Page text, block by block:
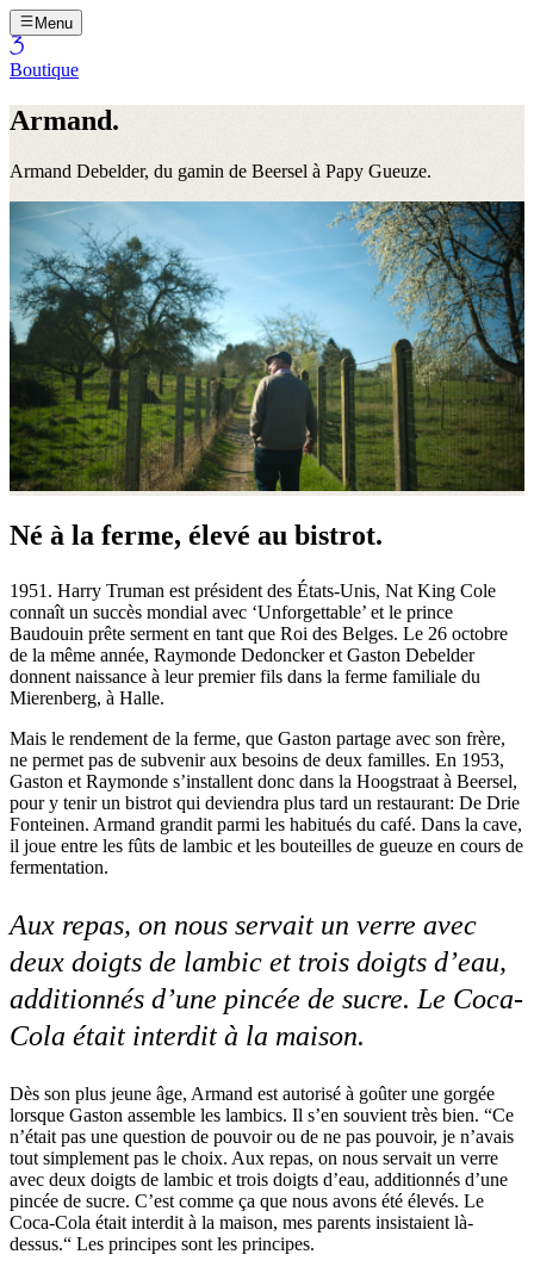
Menu
Boutique
Armand.
Armand Debelder, du gamin de Beersel à Papy Gueuze.
Né à la ferme, élevé au bistrot.
1951. Harry Truman est président des États-Unis, Nat King Cole
connaît un succès mondial avec ‘Unforgettable’ et le prince
Baudouin prête serment en tant que Roi des Belges. Le 26 octobre
de la même année, Raymonde Dedoncker et Gaston Debelder
donnent naissance à leur premier fils dans la ferme familiale du
Mierenberg, à Halle.
Mais le rendement de la ferme, que Gaston partage avec son frère,
ne permet pas de subvenir aux besoins de deux familles. En 1953,
Gaston et Raymonde s’installent donc dans la Hoogstraat à Beersel,
pour y tenir un bistrot qui deviendra plus tard un restaurant: De Drie
Fonteinen. Armand grandit parmi les habitués du café. Dans la cave,
il joue entre les fûts de lambic et les bouteilles de gueuze en cours de
fermentation.
Aux repas, on nous servait un verre avec
deux doigts de lambic et trois doigts d’eau,
additionnés d’une pincée de sucre. Le Coca-
Cola était interdit à la maison.
Dès son plus jeune âge, Armand est autorisé à goûter une gorgée
lorsque Gaston assemble les lambics. Il s’en souvient très bien. “Ce
n’était pas une question de pouvoir ou de ne pas pouvoir, je n’avais
tout simplement pas le choix. Aux repas, on nous servait un verre
avec deux doigts de lambic et trois doigts d’eau, additionnés d’une
pincée de sucre. C’est comme ça que nous avons été élevés. Le
Coca-Cola était interdit à la maison, mes parents insistaient là-
dessus.“ Les principes sont les principes.